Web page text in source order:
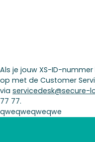
Als je jouw XS-ID-
op met de Customer
via servicedesk@secure-
77 77.
qweqweqweqwe